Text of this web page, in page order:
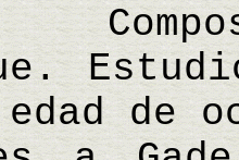
de